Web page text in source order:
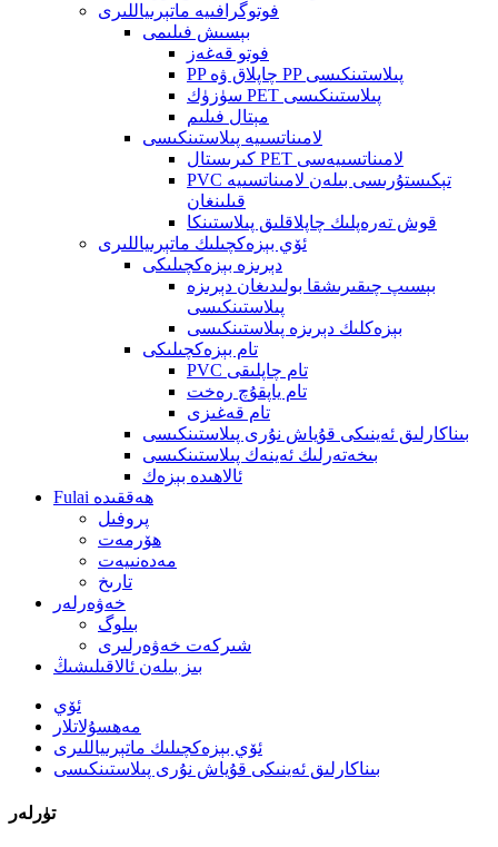
فوتوگرافىيە ماتېرىياللىرى
بېسىش فىلىمى
فوتو قەغەز
PP چاپلاق ۋە PP پىلاستىنكىسى
سۈزۈك PET پىلاستىنكىسى
مېتال فىلىم
لامىناتسىيە پىلاستىنكىسى
كىرىستال PET لامىناتسىيەسى
PVC تېكىستۇرىسى بىلەن لامىناتسىيە
قىلىنغان
قوش تەرەپلىك چاپلاقلىق پىلاستىنكا
ئۆي بېزەكچىلىك ماتېرىياللىرى
دېرىزە بېزەكچىلىكى
بېسىپ چىقىرىشقا بولىدىغان دېرىزە
پىلاستىنكىسى
بېزەكلىك دېرىزە پىلاستىنكىسى
تام بېزەكچىلىكى
PVC تام چاپلىقى
تام ياپقۇچ رەخت
تام قەغىزى
بىناكارلىق ئەينىكى قۇياش نۇرى پىلاستىنكىسى
بىخەتەرلىك ئەينەك پىلاستىنكىسى
ئالاھىدە بېزەك
Fulai ھەققىدە
پروفىل
ھۆرمەت
مەدەنىيەت
تارىخ
خەۋەرلەر
بىلوگ
شىركەت خەۋەرلىرى
بىز بىلەن ئالاقىلىشىڭ
ئۆي
مەھسۇلاتلار
ئۆي بېزەكچىلىك ماتېرىياللىرى
بىناكارلىق ئەينىكى قۇياش نۇرى پىلاستىنكىسى
تۈرلەر